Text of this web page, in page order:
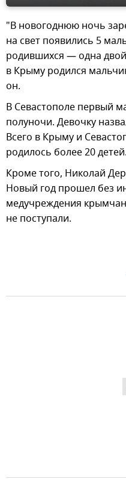
"В новогоднюю ночь
на свет появились 5
родившихся — одна
в Крыму родился
он.
В Севастополе первый
полуночи. Девочку
Всего в Крыму и
родилось более 20 детей.
Кроме того, Николай
Новый год прошел без
медучреждения
не поступали.